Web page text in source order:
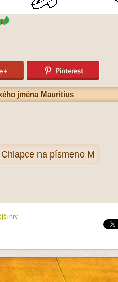
jména Mauritius
na písmeno M
hry